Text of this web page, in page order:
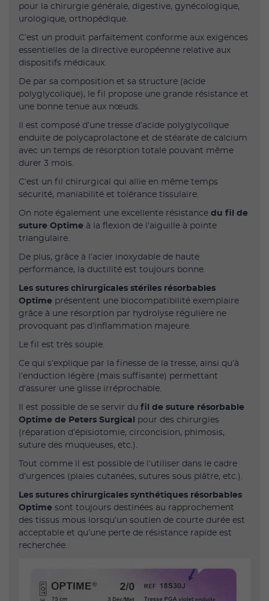
pour la chirurgie générale, digestive, gynécologique,
urologique, orthopédique.
C’est un produit parfaitement conforme aux exigences
essentielles de la directive européenne relative aux
dispositifs médicaux.
De par sa composition et sa structure (acide
polyglycolique), le fil propose une grande résistance et
une bonne tenue aux nœuds.
Il est composé d’une tresse d’acide polyglycolique
enduite de polycaprolactone et de stéarate de calcium
avec un temps de résorption totale pouvant même
durer 3 mois.
C’est un fil chirurgical qui allie en même temps
sécurité, maniabilité et tolérance tissulaire.
On note également une excellente résistance du fil de
suture Optime à la flexion de l’aiguille à pointe
triangulaire.
De plus, grâce à l’acier inoxydable de haute
performance, la ductilité est toujours bonne.
Les sutures chirurgicales stériles résorbables
Optime présentent une biocompatibilité exemplaire
grâce à une résorption par hydrolyse régulière ne
provoquant pas d’inflammation majeure.
Le fil est très souple.
Ce qui s’explique par la finesse de la tresse, ainsi qu’à
l’enduction légère (mais suffisante) permettant
d’assurer une glisse irréprochable.
Il est possible de se servir du fil de suture résorbable
Optime de Peters Surgical
pour des chirurgies
(réparation d’épisiotomie, circoncision, phimosis,
suture des muqueuses, etc.).
Tout comme il est possible de l’utiliser dans le cadre
d’urgences (plaies cutanées, sutures sous plâtre, etc.).
Les sutures chirurgicales synthétiques résorbables
Optime sont toujours destinées au rapprochement
des tissus mous lorsqu’un soutien de courte durée est
acceptable et qu’une perte de résistance rapide est
recherchée.